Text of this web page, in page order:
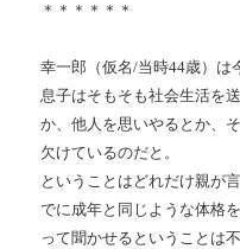
＊＊＊＊＊＊
幸一郎（仮名/当時44歳）は
息子はそもそも社会生活を
か、他人を思いやるとか、
欠けているのだと。
ということはどれだけ親が
でに成年と同じような体格
って聞かせるということは